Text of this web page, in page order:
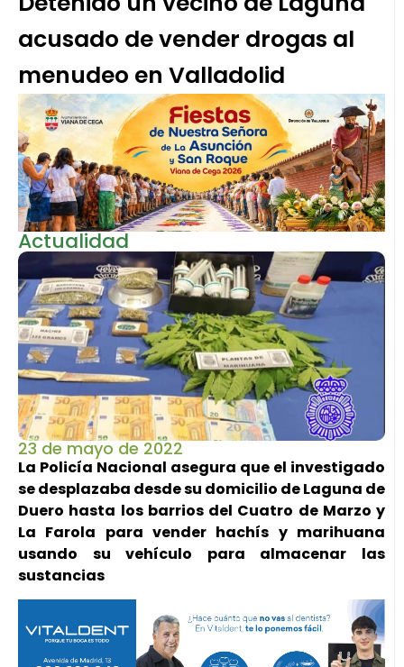
acusado de vender drogas al
menudeo en Valladolid
Actualidad
23 de mayo de 2022
La Policía Nacional asegura que el investigado
se desplazaba desde su domicilio de Laguna de
Duero hasta los barrios del Cuatro de Marzo y
La Farola para vender hachís y marihuana
usando su vehículo para almacenar las
sustancias